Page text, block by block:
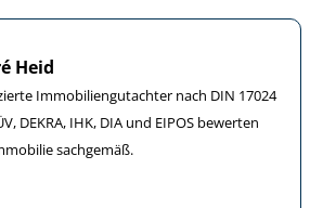
Heid
Im­mo­bi­li­en­gut­ach­ter nach DIN 17024
DEKRA, IHK, DIA und EIPOS bewerten
sachgemäß.